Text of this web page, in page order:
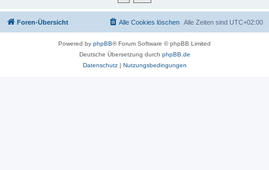
Foren-Übersicht Alle Zeiten sind UTC+02:00
Alle Cookies löschen
Powered by phpBB® Forum Software © phpBB Limited
Deutsche Übersetzung durch phpBB.de
Datenschutz| Nutzungsbedingungen